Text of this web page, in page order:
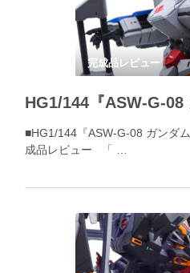
完成品レビュー
■HG1/144『ASW-G-08 ガンダ
成品レビュー 「 …